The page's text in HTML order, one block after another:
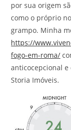
por sua origem
como o próprio
grampo. Minha
https://
fogo-em-roma/
anticocepcional
Storia Imóveis.